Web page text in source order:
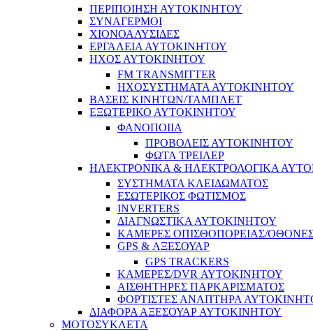
ΠΕΡΙΠΟΙΗΣΗ ΑΥΤΟΚΙΝΗΤΟΥ
ΣΥΝΑΓΕΡΜΟΙ
ΧΙΟΝΟΑΛΥΣΙΔΕΣ
ΕΡΓΑΛΕΙΑ ΑΥΤΟΚΙΝΗΤΟΥ
ΗΧΟΣ ΑΥΤΟΚΙΝΗΤΟΥ
FM TRANSMITTER
ΗΧΟΣΥΣΤΗΜΑΤΑ ΑΥΤΟΚΙΝΗΤΟΥ
ΒΑΣΕΙΣ ΚΙΝΗΤΩΝ/ΤΑΜΠΛΕΤ
ΕΞΩΤΕΡΙΚΟ ΑΥΤΟΚΙΝΗΤΟΥ
ΦΑΝΟΠΟΙΙΑ
ΠΡΟΒΟΛΕΙΣ ΑΥΤΟΚΙΝΗΤΟΥ
ΦΩΤΑ ΤΡΕΙΛΕΡ
ΗΛΕΚΤΡΟΝΙΚΑ & ΗΛΕΚΤΡΟΛΟΓΙΚΑ
ΣΥΣΤΗΜΑΤΑ ΚΛΕΙΔΩΜΑΤΟΣ
ΕΣΩΤΕΡΙΚΟΣ ΦΩΤΙΣΜΟΣ
INVERTERS
ΔΙΑΓΝΩΣΤΙΚΑ ΑΥΤΟΚΙΝΗΤΟΥ
ΚΑΜΕΡΕΣ ΟΠΙΣΘΟΠΟΡΕΙΑΣ/
GPS & ΑΞΕΣΟΥΑΡ
GPS TRACKERS
ΚΑΜΕΡΕΣ/DVR ΑΥΤΟΚΙΝΗΤΟΥ
ΑΙΣΘΗΤΗΡΕΣ ΠΑΡΚΑΡΙΣΜΑΤΟΣ
ΦΟΡΤΙΣΤΕΣ ΑΝΑΠΤΗΡΑ
ΔΙΑΦΟΡΑ ΑΞΕΣΟΥΑΡ ΑΥΤΟΚΙΝΗΤΟΥ
ΜΟΤΟΣΥΚΛΕΤΑ